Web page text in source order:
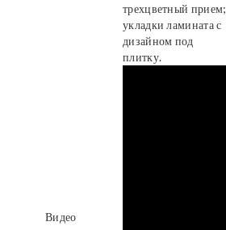
трехцветный прием;
укладки ламината с
дизайном под
плитку.
Видео